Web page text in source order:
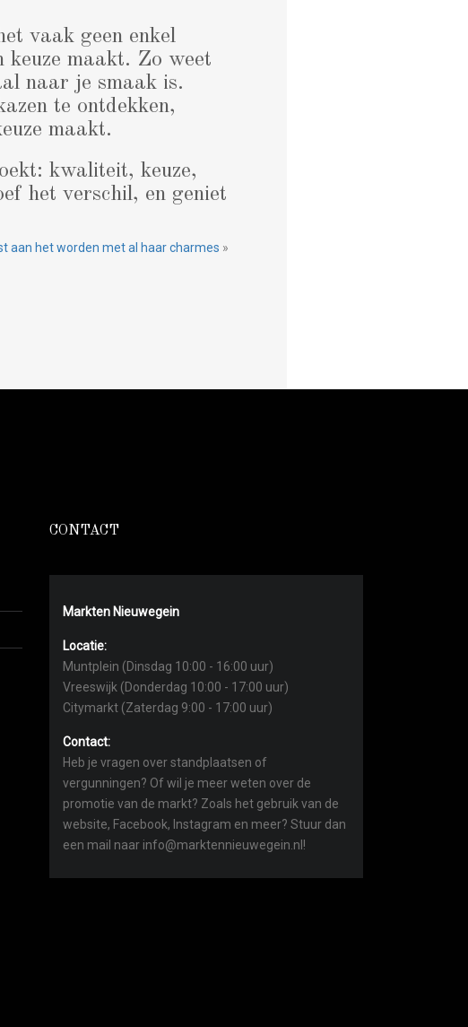
vaak geen enkel
keuze maakt. Zo weet
naar je smaak is.
te ontdekken,
maakt.
kwaliteit, keuze,
het verschil, en geniet
aan het worden met al haar charmes »
CONTACT
Markten Nieuwegein
Locatie:
Muntplein (Dinsdag 10:00 - 16:00 uur)
Vreeswijk (Donderdag 10:00 - 17:00 uur)
Citymarkt (Zaterdag 9:00 - 17:00 uur)
Contact:
Heb je vragen over standplaatsen of
vergunningen? Of wil je meer weten over de
promotie van de markt? Zoals het gebruik van de
website, Facebook, Instagram en meer? Stuur dan
een mail naar info@marktennieuwegein.nl!